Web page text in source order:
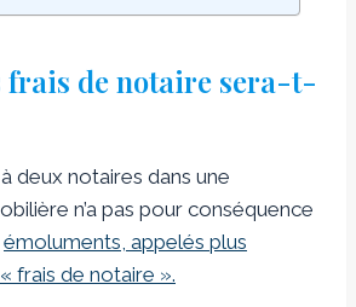
frais de notaire sera-t-
deux notaires dans une
n’a pas pour conséquence
émoluments, appelés plus
frais de notaire ».